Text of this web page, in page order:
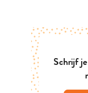
Schrijf